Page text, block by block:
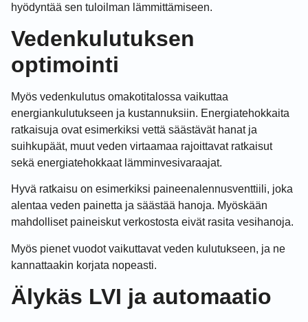
hyödyntää sen tuloilman lämmittämiseen.
Vedenkulutuksen
optimointi
Myös vedenkulutus omakotitalossa vaikuttaa
energiankulutukseen ja kustannuksiin. Energiatehokkaita
ratkaisuja ovat esimerkiksi vettä säästävät hanat ja
suihkupäät, muut veden virtaamaa rajoittavat ratkaisut
sekä energiatehokkaat lämminvesivaraajat.
Hyvä ratkaisu on esimerkiksi paineenalennusventtiili, joka
alentaa veden painetta ja säästää hanoja. Myöskään
mahdolliset paineiskut verkostosta eivät rasita vesihanoja.
Myös pienet vuodot vaikuttavat veden kulutukseen, ja ne
kannattaakin korjata nopeasti.
Älykäs LVI ja automaatio